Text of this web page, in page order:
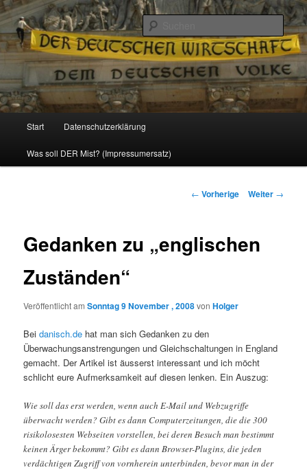
Reizzentrum
Politik, Wirtschaft, Soziales und Gesellschaft
Zum
Inhalt
Start Datenschutzerklärung
Was soll DER Mist? (Impressumersatz)
Beitrags-
← Vorherige Weiter →
Gedanken zu „englischen
Zuständen“
Veröffentlicht amSonntag 9 November , 2008vonHolger
Beidanisch.de hat man sich Gedanken zu den
Überwachungsanstrengungen und Gleichschaltungen in England
gemacht. Der Artikel ist äusserst interessant und ich möcht
schlicht eure Aufmerksamkeit auf diesen lenken. Ein Auszug:
Wie soll das erst werden, wenn auch E-Mail und Webzugriffe
überwacht werden? Gibt es dann Computerzeitungen, die die 300
risikolosesten Webseiten vorstellen, bei deren Besuch man bestimmt
keinen Ärger bekommt? Gibt es dann Browser-Plugins, die jeden
verdächtigen Zugriff von vornherein unterbinden, bevor man in der